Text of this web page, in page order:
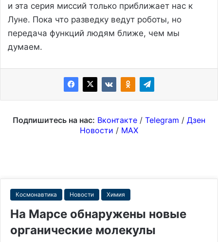
и эта серия миссий только приближает нас к
Луне. Пока что разведку ведут роботы, но
передача функций людям ближе, чем мы
думаем.
Подпишитесь на нас: Вконтакте / Telegram / Дзен
Новости / MAX